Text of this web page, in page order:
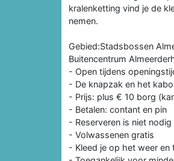
kralenketting vind je de
nemen.
Gebied:Stadsbossen
Buitencentrum
- Open tijdens
- De knapzak en het
- Prijs: plus € 10 borg
- Betalen: contant en pin
- Reserveren is niet nodig
- Volwassenen gratis
- Kleed je op het weer